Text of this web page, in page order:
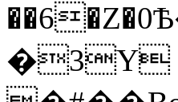
�3Y